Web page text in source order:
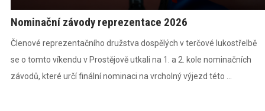
Nominační závody reprezentace 2026
Členové reprezentačního družstva dospělých v terčové lukostřelbě
se o tomto víkendu v Prostějově utkali na 1. a 2. kole nominačních
závodů, které určí finální nominaci na vrcholný výjezd této ...